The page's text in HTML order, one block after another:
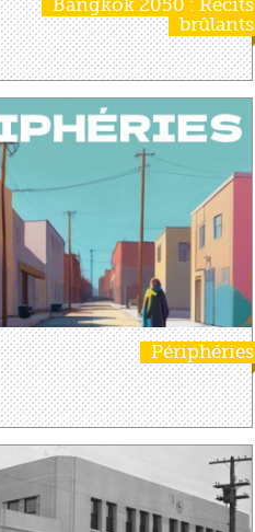
Bangkok 2050 : Récits
brûlants
Périphéries